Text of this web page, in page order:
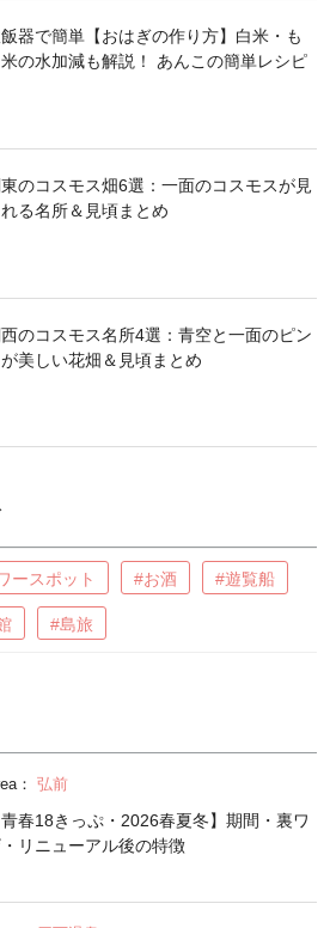
器で簡単【おはぎの作り方】白米・も
の水加減も解説！ あんこの簡単レシピ
のコスモス畑6選：一面のコスモスが見
れる名所＆見頃まとめ
のコスモス名所4選：青空と一面のピン
美しい花畑＆見頃まとめ
ースポット #お酒 #遊覧船
#島旅
： 弘前
青春18きっぷ・2026春夏冬】期間・裏ワ
リニューアル後の特徴